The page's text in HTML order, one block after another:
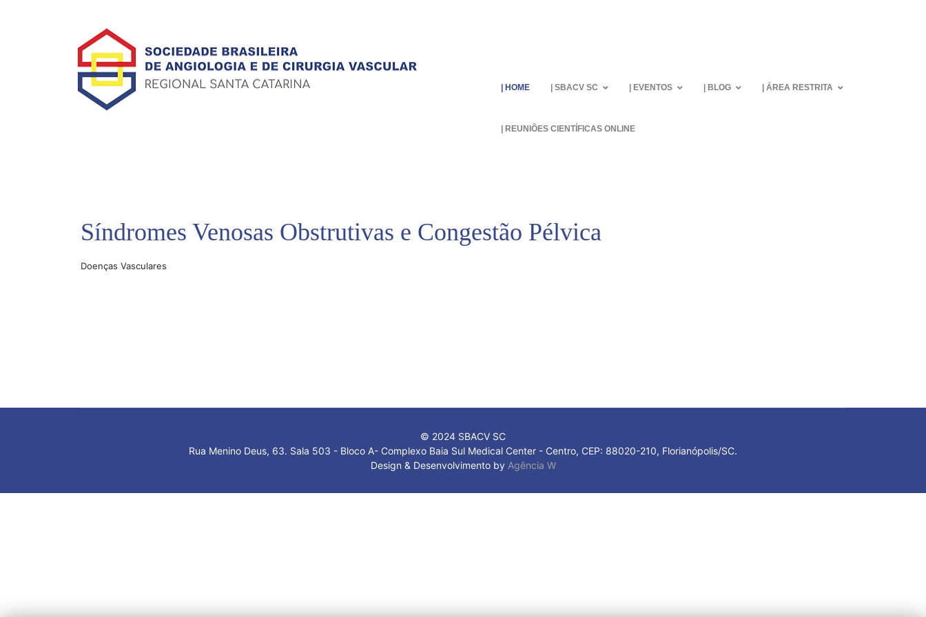
| Home | SBACV SC | Eventos | Blog | Área restrita
| Reuniões Científicas Online
Síndromes Venosas Obstrutivas e Congestão Pélvica
Doenças Vasculares
© 2024 SBACV SC
Rua Menino Deus, 63. Sala 503 - Bloco A- Complexo Baia Sul Medical Center - Centro, CEP: 88020-210, Florianópolis/SC.
Design & Desenvolvimento by Agência W